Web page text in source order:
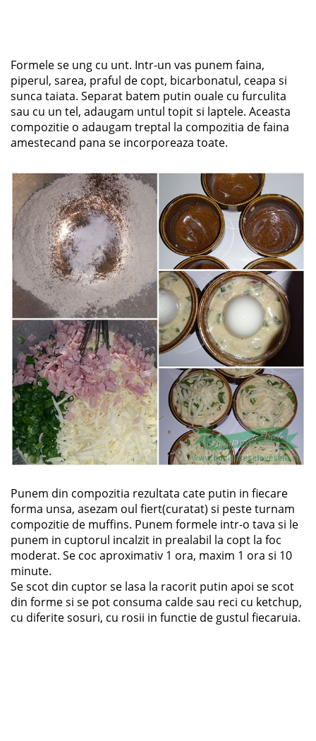
Formele se ung cu unt. Intr-un vas punem faina,
piperul, sarea, praful de copt, bicarbonatul, ceapa si
sunca taiata. Separat batem putin ouale cu furculita
sau cu un tel, adaugam untul topit si laptele. Aceasta
compozitie o adaugam treptal la compozitia de faina
amestecand pana se incorporeaza toate.
Punem din compozitia rezultata cate putin in fiecare
forma unsa, asezam oul fiert(curatat) si peste turnam
compozitie de muffins. Punem formele intr-o tava si le
punem in cuptorul incalzit in prealabil la copt la foc
moderat. Se coc aproximativ 1 ora, maxim 1 ora si 10
minute.
Se scot din cuptor se lasa la racorit putin apoi se scot
din forme si se pot consuma calde sau reci cu ketchup,
cu diferite sosuri, cu rosii in functie de gustul fiecaruia.